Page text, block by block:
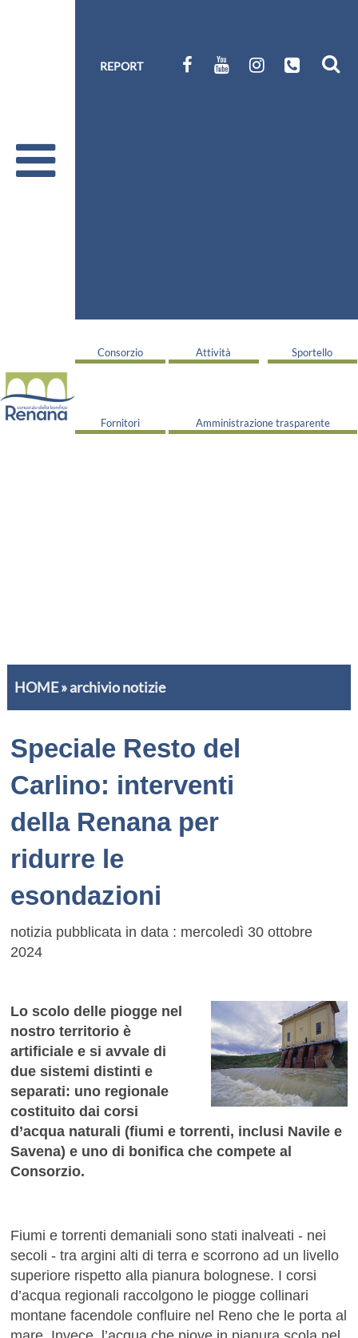
REPORT
Consorzio Attività Sportello
Fornitori Amministrazione trasparente
HOME»archivio notizie
Speciale Resto del
Carlino: interventi
della Renana per
ridurre le
esondazioni
notizia pubblicata in data : mercoledì 30 ottobre
2024
Lo scolo delle piogge nel
nostro territorio è
artificiale e si avvale di
due sistemi distinti e
separati: uno regionale
costituito dai corsi
d’acqua naturali (fiumi e torrenti, inclusi Navile e
Savena) e uno di bonifica che compete al
Consorzio.
Fiumi e torrenti demaniali sono stati inalveati - nei
secoli - tra argini alti di terra e scorrono ad un livello
superiore rispetto alla pianura bolognese. I corsi
d’acqua regionali raccolgono le piogge collinari
montane facendole confluire nel Reno che le porta al